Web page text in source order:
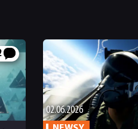
02.06.2026